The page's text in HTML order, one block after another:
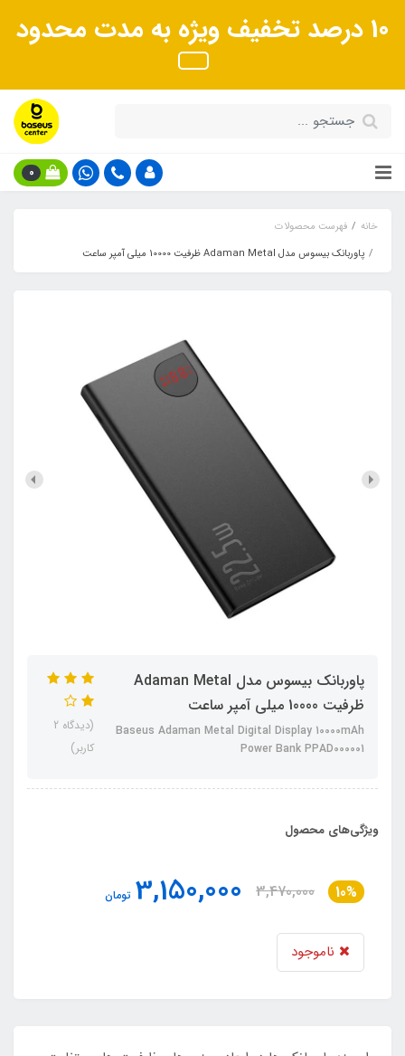
10 درصد تخفیف ویژه به مدت محدود
0
خانه
فهرست محصولات
پاوربانک بیسوس مدل Adaman Metal ظرفیت 10000 میلی آمپر ساعت
پاوربانک بیسوس مدل Adaman Metal
ظرفیت 10000 میلی آمپر ساعت
Baseus Adaman Metal Digital Display 10000mAh
Power Bank PPAD000001
(دیدگاه 2
کاربر)
ویژگی‌های محصول
10%
3,470,000
3,150,000 تومان
ناموجود